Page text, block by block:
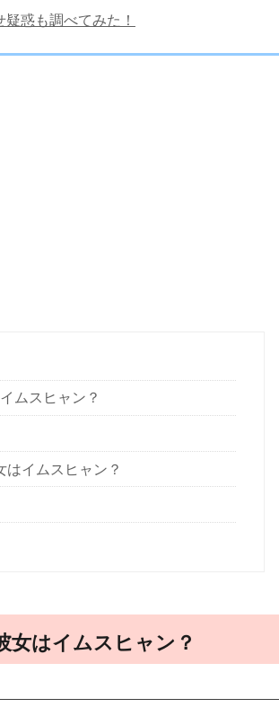
惑も調べてみた！
ムスヒャン？
はイムスヒャン？
女はイムスヒャン？